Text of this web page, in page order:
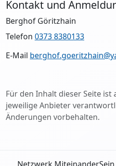
Kontakt und
Berghof Göritzhain
Telefon 0373 8380133
E-Mail
Für den Inhalt dieser Seite ist
jeweilige Anbieter
Änderungen vorbehalten.